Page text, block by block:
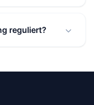
reguliert?